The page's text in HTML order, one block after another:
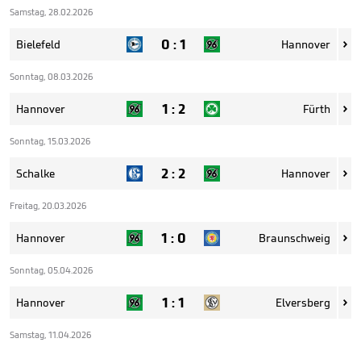
Samstag, 28.02.2026
Bielefeld 0 :1 Hannover 
Sonntag, 08.03.2026
Hannover 1 :2 Fürth 
Sonntag, 15.03.2026
Schalke 2:2 Hannover 
Freitag, 20.03.2026
Hannover 1 : 0 Braunschweig 
Sonntag, 05.04.2026
Hannover 1 :1 Elversberg 
Samstag, 11.04.2026